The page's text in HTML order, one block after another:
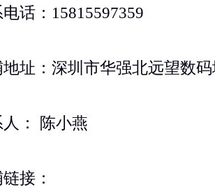
话：15815597359
地址：深圳市华强北远望数
： 陈小燕
接：